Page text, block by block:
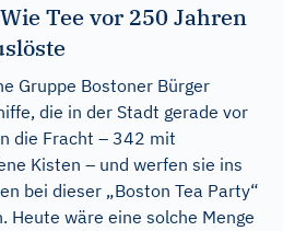
Tee vor 250 Jahren
Gruppe Bostoner Bürger
die in der Stadt gerade vor
die Fracht – 342 mit
Kisten – und werfen sie ins
bei dieser „Boston Tea Party“
Heute wäre eine solche Menge